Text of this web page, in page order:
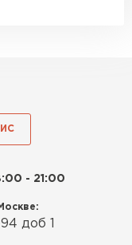
- 21:00
доб 1